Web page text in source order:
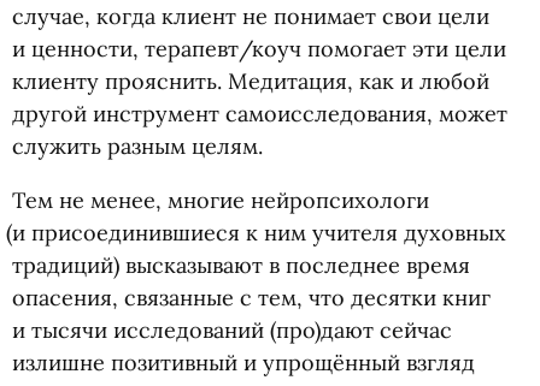
случае, когда клиент не понимает свои цели
и ценности, терапевт/коуч помогает эти цели
клиенту прояснить. Медитация, как и любой
другой инструмент самоисследования, может
служить разным целям.
Тем не менее, многие нейропсихологи
(и присоединившиеся к ним учителя духовных
традиций) высказывают в последнее время
опасения, связанные с тем, что десятки книг
и тысячи исследований (про)дают сейчас
излишне позитивный и упрощённый взгляд